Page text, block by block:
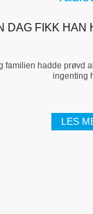
DAG FIKK HAN
familien hadde prøvd
ingenting
LES